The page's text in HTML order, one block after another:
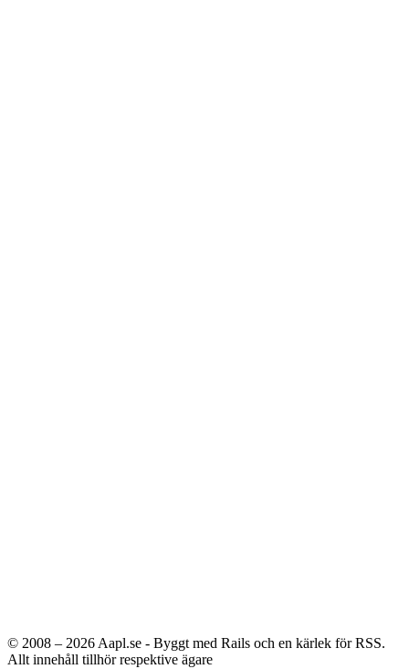
© 2008 – 2026 Aapl.se - Byggt med Rails och en kärlek för RSS.
Allt innehåll tillhör respektive ägare